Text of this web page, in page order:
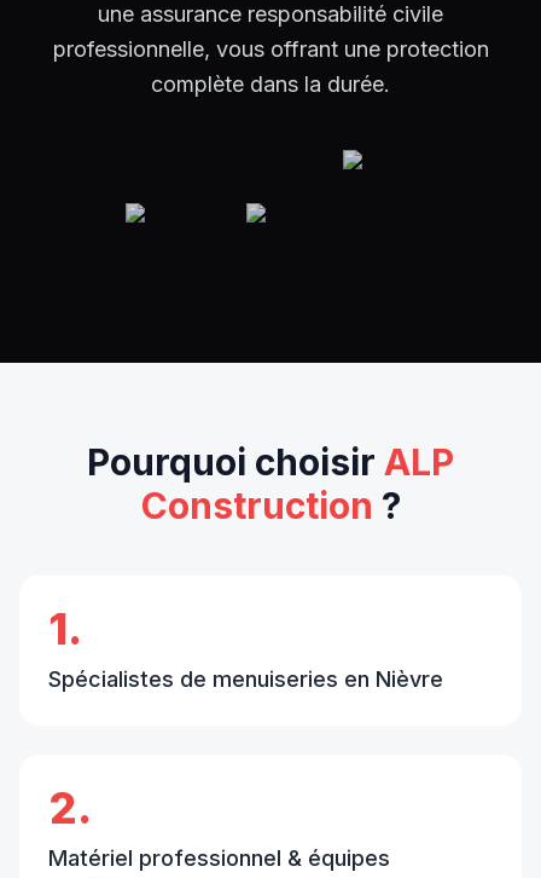
une assurance responsabilité civile
professionnelle, vous offrant une protection
complète dans la durée.
Pourquoi choisir ALP
Construction ?
1.
Spécialistes de menuiseries en Nièvre
2.
Matériel professionnel & équipes